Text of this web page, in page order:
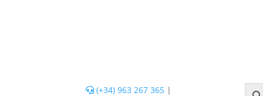
(+34) 963 267 365 |